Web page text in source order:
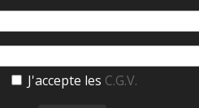
J'accepte les C.G.V.